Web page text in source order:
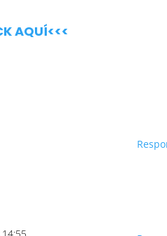
AQUÍ<<<